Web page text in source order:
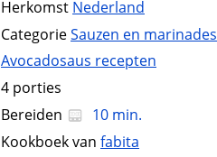
Herkomst Nederland
CategorieSauzen en marinades
Avocadosaus recepten
4 porties
Bereiden
10 min.
Kookboek van fabita